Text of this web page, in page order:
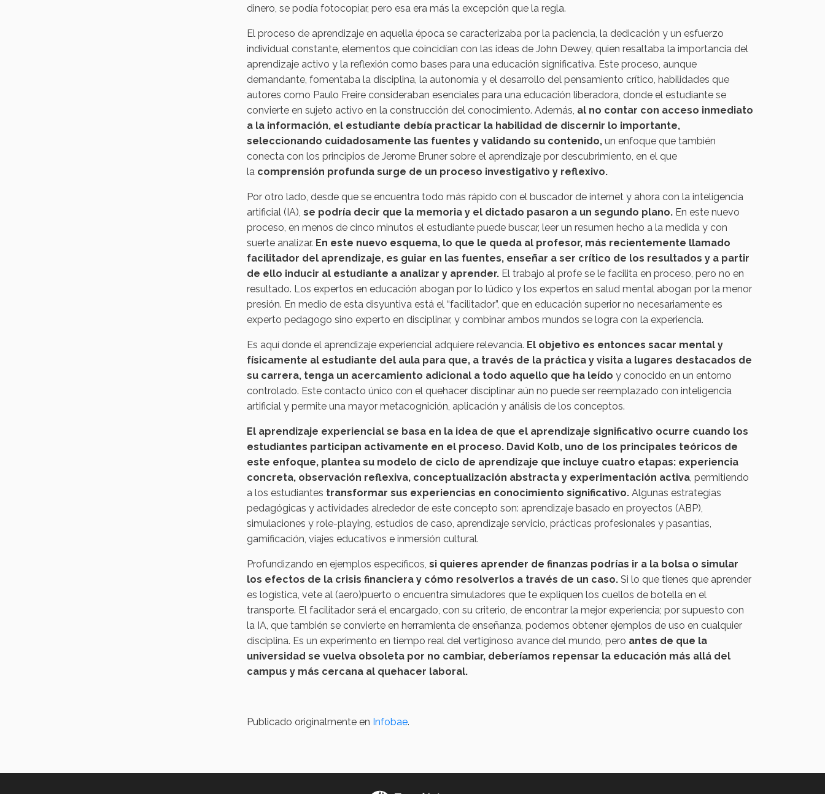
dinero, se podía fotocopiar, pero esa era más la excepción que la regla.
El proceso de aprendizaje en aquella época se caracterizaba por la paciencia, la dedicación y un esfuerzo
individual constante, elementos que coincidían con las ideas de John Dewey, quien resaltaba la importancia del
aprendizaje activo y la reflexión como bases para una educación significativa. Este proceso, aunque
demandante, fomentaba la disciplina, la autonomía y el desarrollo del pensamiento crítico, habilidades que
autores como Paulo Freire consideraban esenciales para una educación liberadora, donde el estudiante se
convierte en sujeto activo en la construcción del conocimiento. Además, al no contar con acceso inmediato
a la información, el estudiante debía practicar la habilidad de discernir lo importante,
seleccionando cuidadosamente las fuentes y validando su contenido, un enfoque que también
conecta con los principios de Jerome Bruner sobre el aprendizaje por descubrimiento, en el que
la comprensión profunda surge de un proceso investigativo y reflexivo.
Por otro lado, desde que se encuentra todo más rápido con el buscador de internet y ahora con la inteligencia
artificial (IA), se podría decir que la memoria y el dictado pasaron a un segundo plano. En este nuevo
proceso, en menos de cinco minutos el estudiante puede buscar, leer un resumen hecho a la medida y con
suerte analizar. En este nuevo esquema, lo que le queda al profesor, más recientemente llamado
facilitador del aprendizaje, es guiar en las fuentes, enseñar a ser crítico de los resultados y a partir
de ello inducir al estudiante a analizar y aprender. El trabajo al profe se le facilita en proceso, pero no en
resultado. Los expertos en educación abogan por lo lúdico y los expertos en salud mental abogan por la menor
presión. En medio de esta disyuntiva está el “facilitador”, que en educación superior no necesariamente es
experto pedagogo sino experto en disciplinar, y combinar ambos mundos se logra con la experiencia.
Es aquí donde el aprendizaje experiencial adquiere relevancia. El objetivo es entonces sacar mental y
físicamente al estudiante del aula para que, a través de la práctica y visita a lugares destacados de
su carrera, tenga un acercamiento adicional a todo aquello que ha leído y conocido en un entorno
controlado. Este contacto único con el quehacer disciplinar aún no puede ser reemplazado con inteligencia
artificial y permite una mayor metacognición, aplicación y análisis de los conceptos.
El aprendizaje experiencial se basa en la idea de que el aprendizaje significativo ocurre cuando los
estudiantes participan activamente en el proceso. David Kolb, uno de los principales teóricos de
este enfoque, plantea su modelo de ciclo de aprendizaje que incluye cuatro etapas: experiencia
concreta, observación reflexiva, conceptualización abstracta y experimentación activa, permitiendo
a los estudiantes transformar sus experiencias en conocimiento significativo. Algunas estrategias
pedagógicas y actividades alrededor de este concepto son: aprendizaje basado en proyectos (ABP),
simulaciones y role-playing, estudios de caso, aprendizaje servicio, prácticas profesionales y pasantías,
gamificación, viajes educativos e inmersión cultural.
Profundizando en ejemplos específicos, si quieres aprender de finanzas podrías ir a la bolsa o simular
los efectos de la crisis financiera y cómo resolverlos a través de un caso. Si lo que tienes que aprender
es logística, vete al (aero)puerto o encuentra simuladores que te expliquen los cuellos de botella en el
transporte. El facilitador será el encargado, con su criterio, de encontrar la mejor experiencia; por supuesto con
la IA, que también se convierte en herramienta de enseñanza, podemos obtener ejemplos de uso en cualquier
disciplina. Es un experimento en tiempo real del vertiginoso avance del mundo, pero antes de que la
universidad se vuelva obsoleta por no cambiar, deberíamos repensar la educación más allá del
campus y más cercana al quehacer laboral.
Publicado originalmente en Infobae.